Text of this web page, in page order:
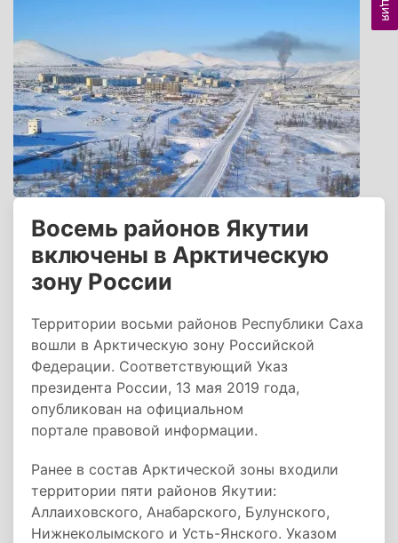
Восемь районов Якутии
включены в Арктическую
зону России
Территории восьми районов Республики Саха
вошли в Арктическую зону Российской
Федерации. Соответствующий Указ
президента России, 13 мая 2019 года,
опубликован на официальном
портале правовой информации.
Ранее в состав Арктической зоны входили
территории пяти районов Якутии:
Аллаиховского, Анабарского, Булунского,
Нижнеколымского и Усть-Янского. Указом